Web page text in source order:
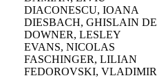
DIACONESCU, IOANA
DIESBACH, GHISLAIN DE
DOWNER, LESLEY
EVANS, NICOLAS
FASCHINGER, LILIAN
FEDOROVSKI, VLADIMIR